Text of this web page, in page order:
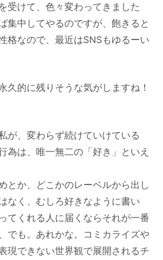
受けて、色々変わってきました
集中してやるのですが、飽きると
格なので、最近はSNSもゆるーい
久的に残りそうな気がしますね！
が、変わらず続けていけている
為は、唯一無二の「好き」といえ
とか、どこかのレーベルから出し
なく、むしろ好きなように書い
てくれる人に届くならそれが一番
でも。あれかな。コミカライズや
現できない世界観で展開されるチ